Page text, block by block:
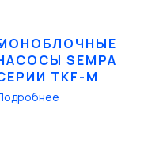
SEMPA
TKF-M